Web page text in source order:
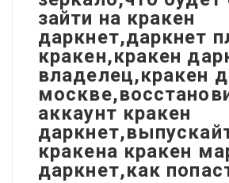
зайти на кракен
даркнет,даркнет
кракен,кракен
владелец,кракен
аккаунт кракен
кракена кракен
даркнет,как